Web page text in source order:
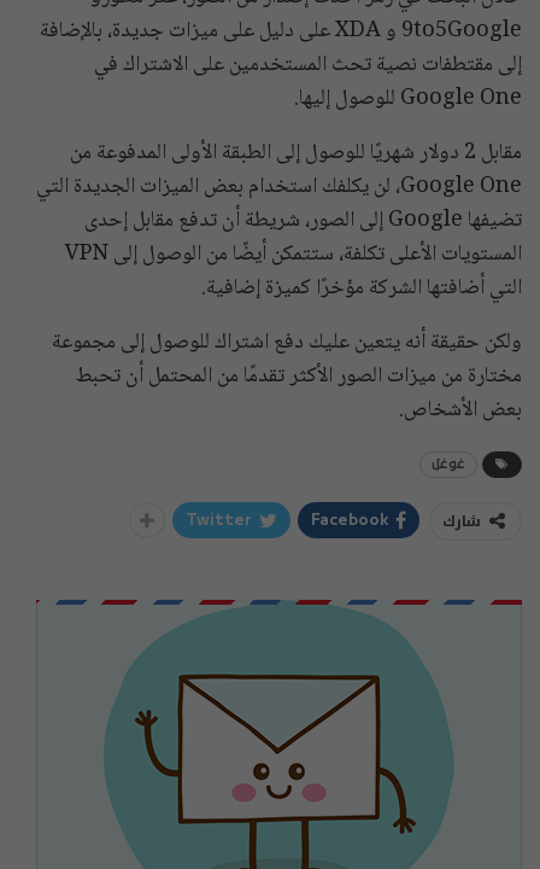
9to5Google و XDA على دليل على ميزات جديدة، بالإضافة
إلى مقتطفات نصية تحث المستخدمين على الاشتراك في
Google One للوصول إليها.
مقابل 2 دولار شهريًا للوصول إلى الطبقة الأولى المدفوعة من
Google One، لن يكلفك استخدام بعض الميزات الجديدة التي
تضيفها Google إلى الصور، شريطة أن تدفع مقابل إحدى
المستويات الأعلى تكلفة، ستتمكن أيضًا من الوصول إلى VPN
التي أضافتها الشركة مؤخرًا كميزة إضافية.
ولكن حقيقة أنه يتعين عليك دفع اشتراك للوصول إلى مجموعة
مختارة من ميزات الصور الأكثر تقدمًا من المحتمل أن تحبط
بعض الأشخاص.
غوغل
شارك Facebook
Twitter